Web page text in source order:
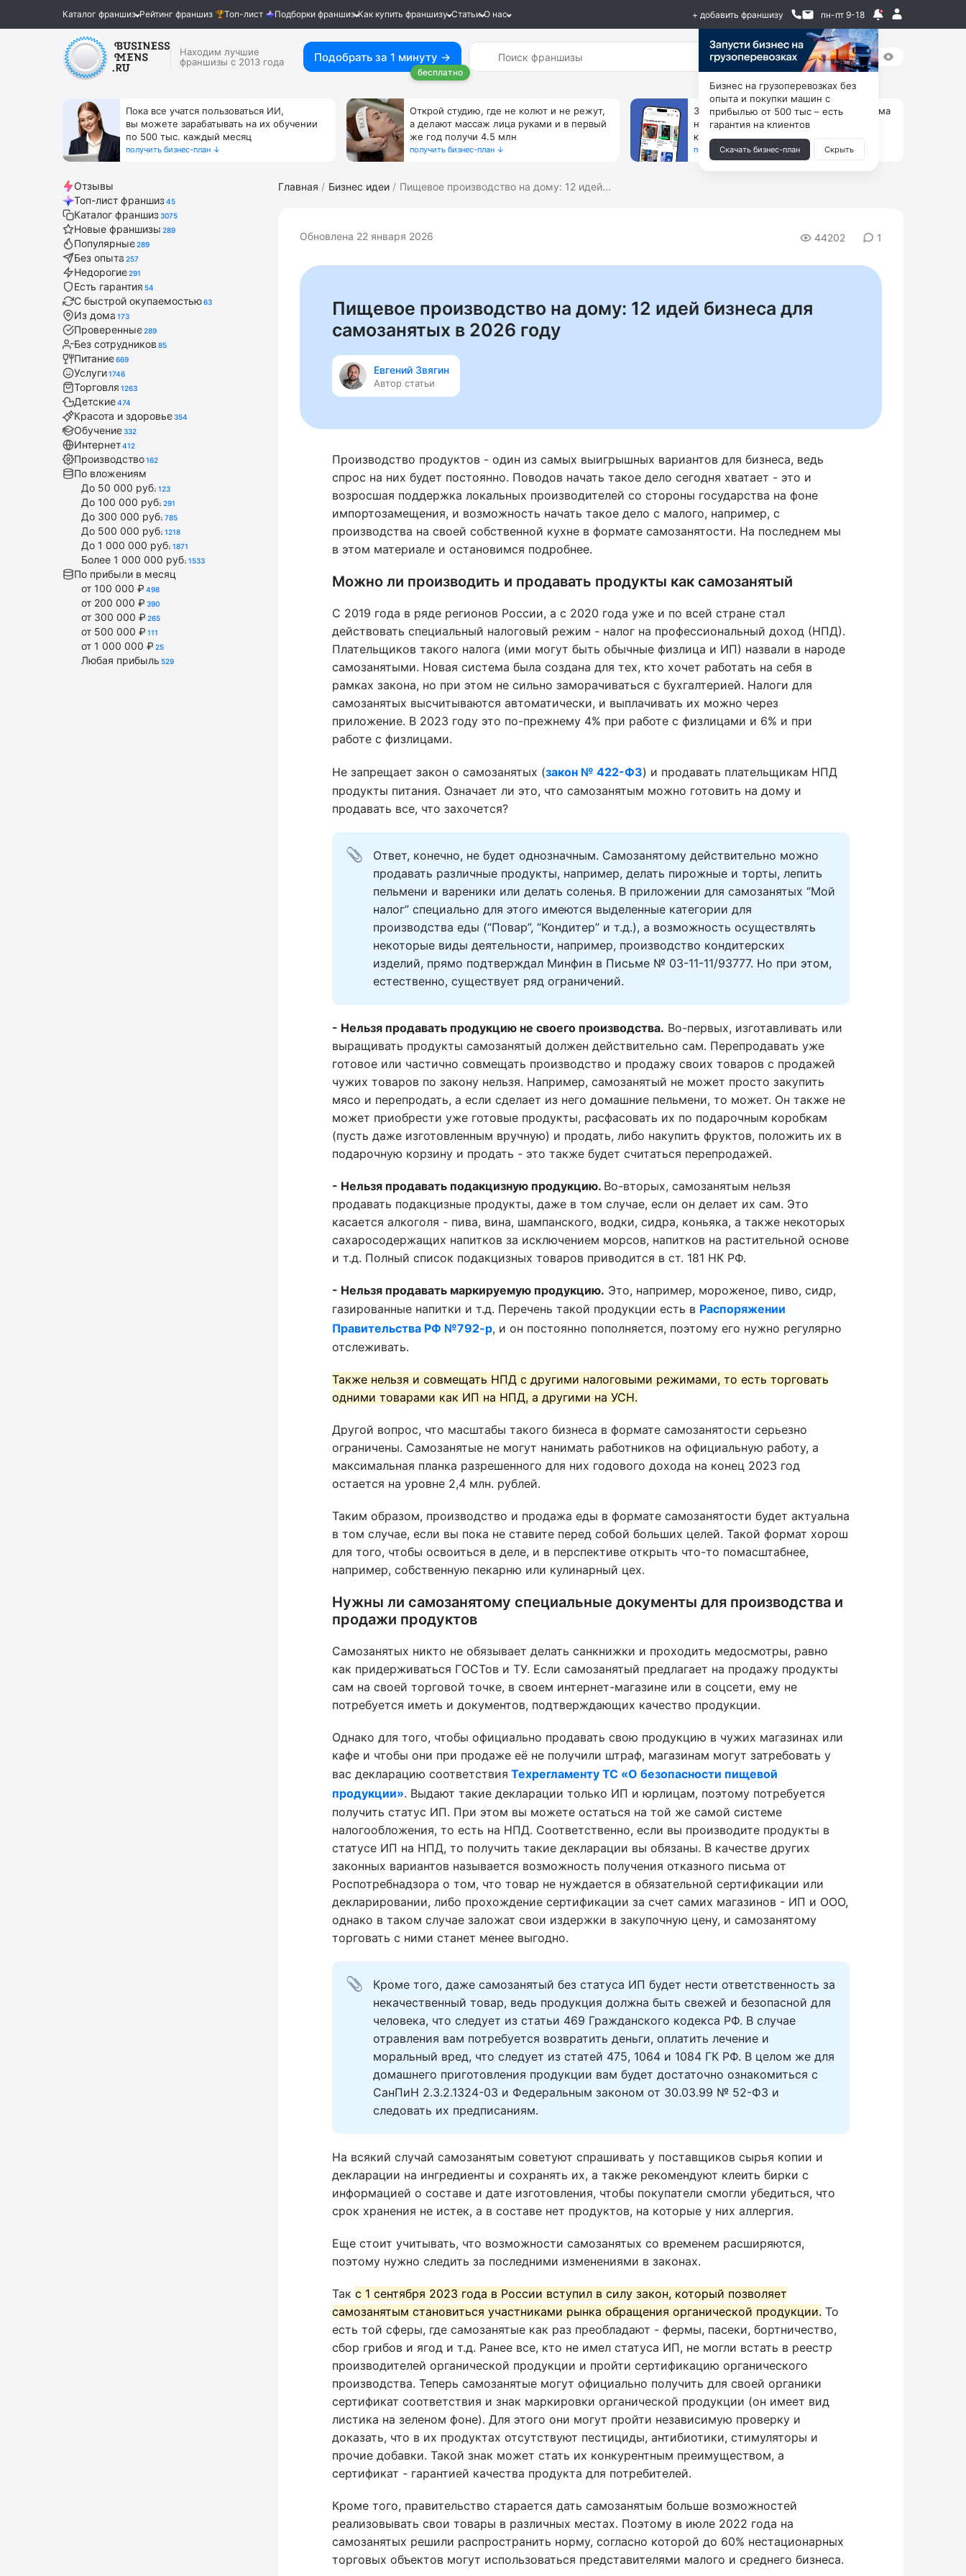
Каталог франшиз Рейтинг франшиз Топ-лист Подборки франшиз Как купить франшизу Статьи О нас + добавить франшизу пн-пт 9-18
Находим лучшие
франшизы с 2013 года
Подобрать за 1 минуту →
бесплатно
Пока все учатся пользоваться ИИ,
вы можете зарабатывать на их обучении
по 500 тыс. каждый месяц
получить бизнес-план ↓
Открой студию, где не колют и не режут,
а делают массаж лица руками и в первый
же год получи 4.5 млн
получить бизнес-план ↓
За 90 тыс. открой магазин на Авито, дома
ни коробок, ни товара, ни склада, зато
каждый месяц +125 тыс. чистыми
получить бизнес-план ↓
Отзывы
Топ-лист франшиз45
Каталог франшиз3075
Новые франшизы 289
Популярные289
Без опыта 257
Недорогие291
Есть гарантия 54
С быстрой окупаемостью63
Из дома 173
Проверенные289
Без сотрудников 85
Питание669
Услуги1746
Торговля 1263
Детские474
Красота и здоровье354
Обучение332
Интернет412
Производство162
По вложениям
До 50 000 руб. 123
До 100 000 руб. 291
До 300 000 руб. 785
До 500 000 руб. 1218
До 1 000 000 руб. 1871
Более 1 000 000 руб. 1533
По прибыли в месяц
от 100 000 ₽ 498
от 200 000 ₽ 390
от 300 000 ₽ 265
от 500 000 ₽ 111
от 1 000 000 ₽ 25
Любая прибыль 529
Главная Бизнес идеи Пищевое производство на дому: 12 идей...
Обновлена 22 января 2026 44202 1
Пищевое производство на дому: 12 идей бизнеса для
самозанятых в 2026 году
Евгений Звягин
Автор статьи
Производство продуктов - один из самых выигрышных вариантов для бизнеса, ведь
спрос на них будет постоянно. Поводов начать такое дело сегодня хватает - это и
возросшая поддержка локальных производителей со стороны государства на фоне
импортозамещения, и возможность начать такое дело с малого, например, с
производства на своей собственной кухне в формате самозанятости. На последнем мы
в этом материале и остановимся подробнее.
Можно ли производить и продавать продукты как самозанятый
С 2019 года в ряде регионов России, а с 2020 года уже и по всей стране стал
действовать специальный налоговый режим - налог на профессиональный доход (НПД).
Плательщиков такого налога (ими могут быть обычные физлица и ИП) назвали в народе
самозанятыми. Новая система была создана для тех, кто хочет работать на себя в
рамках закона, но при этом не сильно заморачиваться с бухгалтерией. Налоги для
самозанятых высчитываются автоматически, и выплачивать их можно через
приложение. В 2023 году это по-прежнему 4% при работе с физлицами и 6% и при
работе с физлицами.
Не запрещает закон о самозанятых (закон № 422-ФЗ) и продавать плательщикам НПД
продукты питания. Означает ли это, что самозанятым можно готовить на дому и
продавать все, что захочется?
Ответ, конечно, не будет однозначным. Самозанятому действительно можно
продавать различные продукты, например, делать пирожные и торты, лепить
пельмени и вареники или делать соленья. В приложении для самозанятых “Мой
налог” специально для этого имеются выделенные категории для
производства еды (“Повар”, “Кондитер” и т.д.), а возможность осуществлять
некоторые виды деятельности, например, производство кондитерских
изделий, прямо подтверждал Минфин в Письме № 03-11-11/93777. Но при этом,
естественно, существует ряд ограничений.
- Нельзя продавать продукцию не своего производства. Во-первых, изготавливать или
выращивать продукты самозанятый должен действительно сам. Перепродавать уже
готовое или частично совмещать производство и продажу своих товаров с продажей
чужих товаров по закону нельзя. Например, самозанятый не может просто закупить
мясо и перепродать, а если сделает из него домашние пельмени, то может. Он также не
может приобрести уже готовые продукты, расфасовать их по подарочным коробкам
(пусть даже изготовленным вручную) и продать, либо накупить фруктов, положить их в
подарочную корзину и продать - это также будет считаться перепродажей.
- Нельзя продавать подакцизную продукцию. Во-вторых, самозанятым нельзя
продавать подакцизные продукты, даже в том случае, если он делает их сам. Это
касается алкоголя - пива, вина, шампанского, водки, сидра, коньяка, а также некоторых
сахаросодержащих напитков за исключением морсов, напитков на растительной основе
и т.д. Полный список подакцизных товаров приводится в ст. 181 НК РФ.
- Нельзя продавать маркируемую продукцию. Это, например, мороженое, пиво, сидр,
газированные напитки и т.д. Перечень такой продукции есть в Распоряжении
Правительства РФ №792-р, и он постоянно пополняется, поэтому его нужно регулярно
отслеживать.
Также нельзя и совмещать НПД с другими налоговыми режимами, то есть торговать
одними товарами как ИП на НПД, а другими на УСН.
Другой вопрос, что масштабы такого бизнеса в формате самозанятости серьезно
ограничены. Самозанятые не могут нанимать работников на официальную работу, а
максимальная планка разрешенного для них годового дохода на конец 2023 год
остается на уровне 2,4 млн. рублей.
Таким образом, производство и продажа еды в формате самозанятости будет актуальна
в том случае, если вы пока не ставите перед собой больших целей. Такой формат хорош
для того, чтобы освоиться в деле, и в перспективе открыть что-то помасштабнее,
например, собственную пекарню или кулинарный цех.
Нужны ли самозанятому специальные документы для производства и
продажи продуктов
Самозанятых никто не обязывает делать санкнижки и проходить медосмотры, равно
как придерживаться ГОСТов и ТУ. Если самозанятый предлагает на продажу продукты
сам на своей торговой точке, в своем интернет-магазине или в соцсети, ему не
потребуется иметь и документов, подтверждающих качество продукции.
Однако для того, чтобы официально продавать свою продукцию в чужих магазинах или
кафе и чтобы они при продаже её не получили штраф, магазинам могут затребовать у
вас декларацию соответствия Техрегламенту ТС «О безопасности пищевой
продукции». Выдают такие декларации только ИП и юрлицам, поэтому потребуется
получить статус ИП. При этом вы можете остаться на той же самой системе
налогообложения, то есть на НПД. Соответственно, если вы производите продукты в
статусе ИП на НПД, то получить такие декларации вы обязаны. В качестве других
законных вариантов называется возможность получения отказного письма от
Роспотребнадзора о том, что товар не нуждается в обязательной сертификации или
декларировании, либо прохождение сертификации за счет самих магазинов - ИП и ООО,
однако в таком случае заложат свои издержки в закупочную цену, и самозанятому
торговать с ними станет менее выгодно.
Кроме того, даже самозанятый без статуса ИП будет нести ответственность за
некачественный товар, ведь продукция должна быть свежей и безопасной для
человека, что следует из статьи 469 Гражданского кодекса РФ. В случае
отравления вам потребуется возвратить деньги, оплатить лечение и
моральный вред, что следует из статей 475, 1064 и 1084 ГК РФ. В целом же для
домашнего приготовления продукции вам будет достаточно ознакомиться с
СанПиН 2.3.2.1324-03 и Федеральным законом от 30.03.99 № 52-ФЗ и
следовать их предписаниям.
На всякий случай самозанятым советуют спрашивать у поставщиков сырья копии и
декларации на ингредиенты и сохранять их, а также рекомендуют клеить бирки с
информацией о составе и дате изготовления, чтобы покупатели смогли убедиться, что
срок хранения не истек, а в составе нет продуктов, на которые у них аллергия.
Еще стоит учитывать, что возможности самозанятых со временем расширяются,
поэтому нужно следить за последними изменениями в законах.
Так с 1 сентября 2023 года в России вступил в силу закон, который позволяет
самозанятым становиться участниками рынка обращения органической продукции. То
есть той сферы, где самозанятые как раз преобладают - фермы, пасеки, бортничество,
сбор грибов и ягод и т.д. Ранее все, кто не имел статуса ИП, не могли встать в реестр
производителей органической продукции и пройти сертификацию органического
производства. Теперь самозанятые могут официально получить для своей органики
сертификат соответствия и знак маркировки органической продукции (он имеет вид
листика на зеленом фоне). Для этого они могут пройти независимую проверку и
доказать, что в их продуктах отсутствуют пестициды, антибиотики, стимуляторы и
прочие добавки. Такой знак может стать их конкурентным преимуществом, а
сертификат - гарантией качества продукта для потребителей.
Кроме того, правительство старается дать самозанятым больше возможностей
реализовывать свои товары в различных местах. Поэтому в июле 2022 года на
самозанятых решили распространить норму, согласно которой до 60% нестационарных
торговых объектов могут использоваться представителями малого и среднего бизнеса.
Бизнес на грузоперевозках без
опыта и покупки машин с
прибылью от 500 тыс – есть
гарантия на клиентов
Скачать бизнес-план Скрыть